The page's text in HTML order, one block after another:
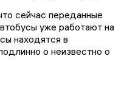
сейчас переданные
уже работают на
находятся в
о неизвестно о